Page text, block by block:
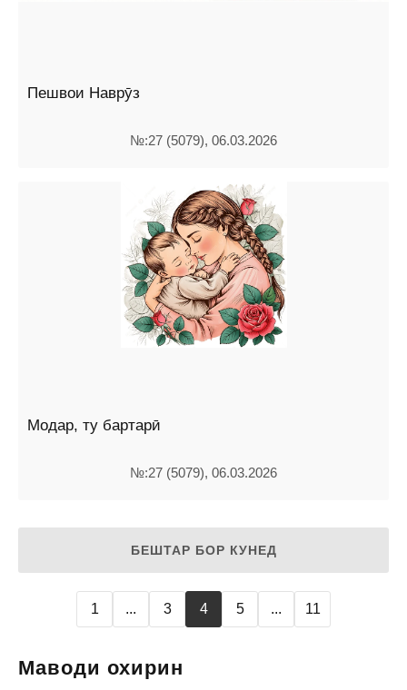
Пешвои Наврӯз
№:27 (5079), 06.03.2026
Модар, ту бартарӣ
№:27 (5079), 06.03.2026
БЕШТАР БОР КУНЕД
1 ... 3 4 5 ... 11
Маводи охирин